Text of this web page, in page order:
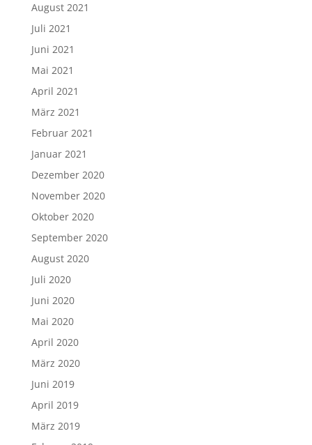
August 2021
Juli 2021
Juni 2021
Mai 2021
April 2021
März 2021
Februar 2021
Januar 2021
Dezember 2020
November 2020
Oktober 2020
September 2020
August 2020
Juli 2020
Juni 2020
Mai 2020
April 2020
März 2020
Juni 2019
April 2019
März 2019